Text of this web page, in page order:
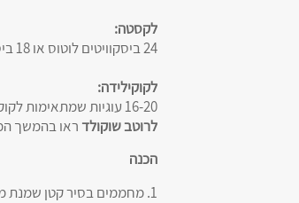
לקסטה:
24 ביסקוויטים לוטוס או 18 ביסקוויטים פתי-בר
לקוקילידה:
16-20 עוגיות שמתאימות לקוקילידה (תלוי בגודל העוגייה)
לרוטב שוקולד ראו בהמשך
הכנה
1. מחממים בסיר קטן שמנת